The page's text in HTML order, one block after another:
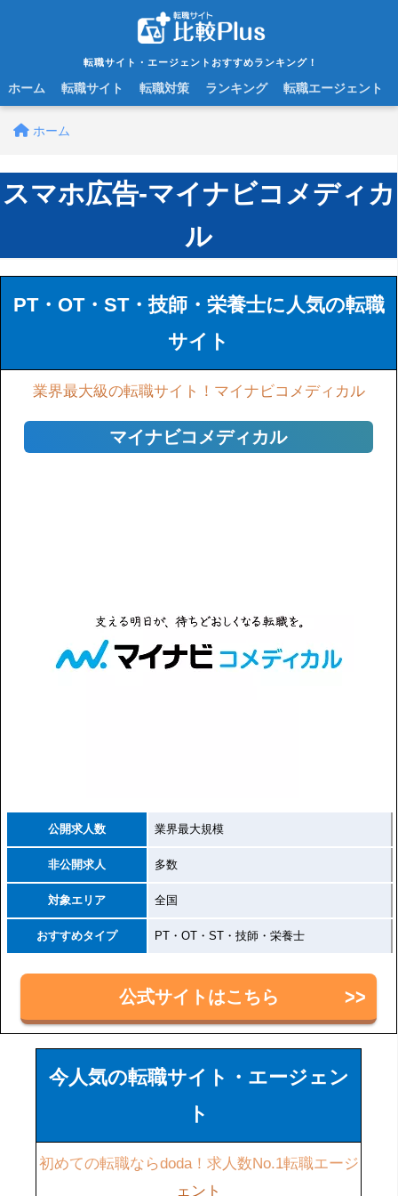
転職サイト・エージェントおすすめランキング！
ホーム 転職サイト 転職対策 ランキング 転職エージェント
ホーム
スマホ広告-マイナビコメディカ
ル
PT・OT・ST・技師・栄養士に人気の転職
サイト
業界最大級の転職サイト！マイナビコメディカル
マイナビコメディカル
公開求人数 業界最大規模
非公開求人 多数
対象エリア 全国
おすすめタイプ PT・OT・ST・技師・栄養士
公式サイトはこちら
今人気の転職サイト・エージェン
ト
初めての転職ならdoda！求人数No.1転職エージ
ェント